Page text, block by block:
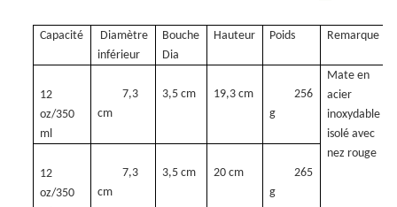
Capacité
Diamètre
inférieur
Bouche
Dia
Hauteur Poids Remarque
12
oz/350
ml
7,3
cm
3,5 cm 19,3 cm
256
g
Mate en
acier
inoxydable
isolé avec
nez rouge
12
oz/350
7,3
cm
3,5 cm 20 cm
265
g